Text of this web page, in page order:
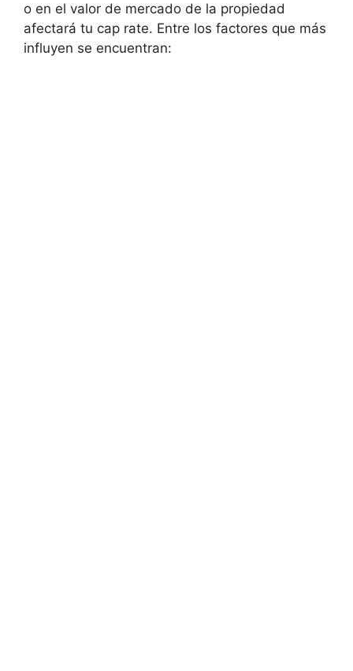
o en el valor de mercado de la propiedad
afectará tu cap rate. Entre los factores que más
influyen se encuentran: